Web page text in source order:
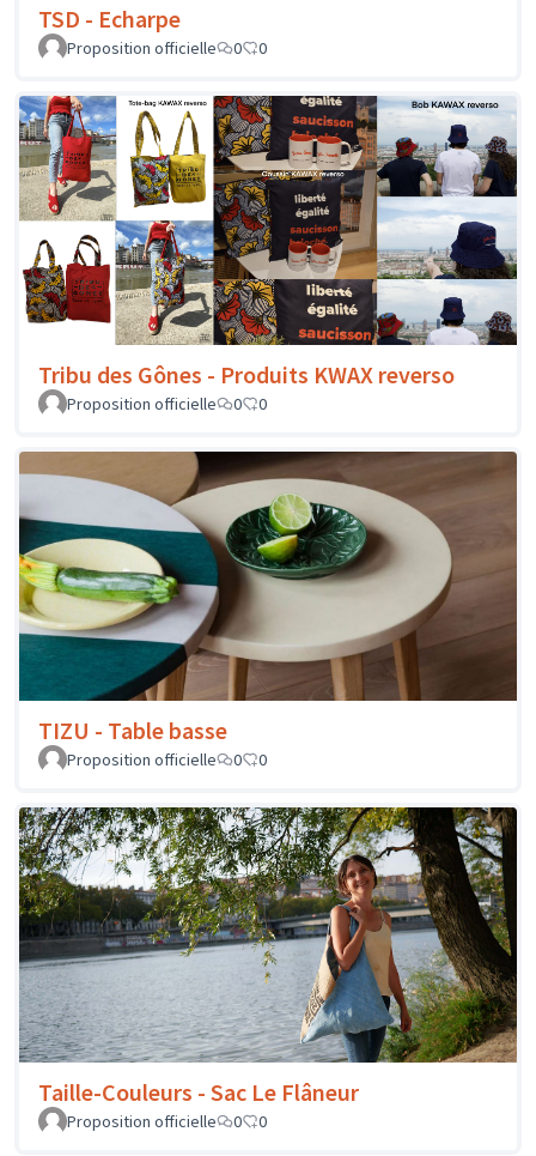
TSD - Echarpe
Proposition officielle 0 0
Tribu des Gônes - Produits KWAX reverso
Proposition officielle 0 0
TIZU - Table basse
Proposition officielle 0 0
Taille-Couleurs - Sac Le Flâneur
Proposition officielle 0 0